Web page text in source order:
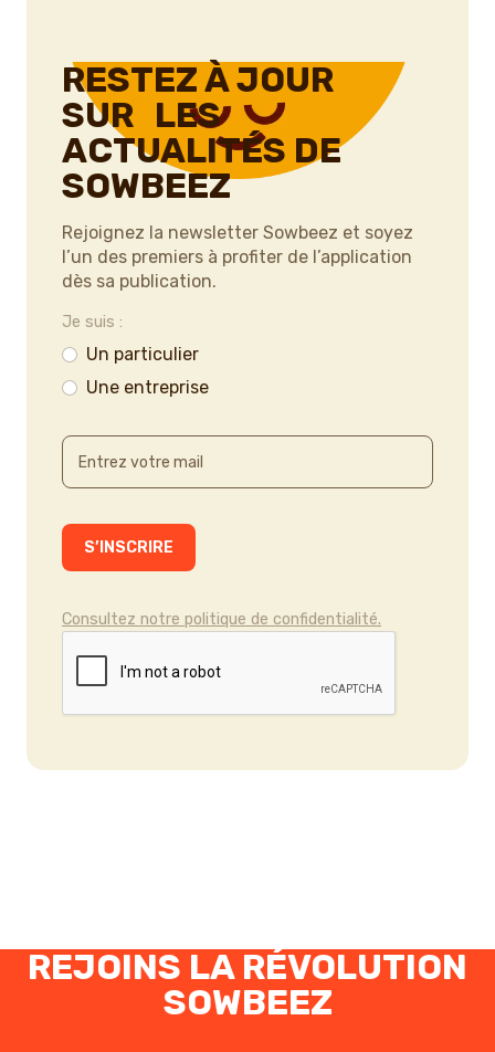
RESTEZ À JOUR
SUR LES
ACTUALITÉS DE
SOWBEEZ
Rejoignez la newsletter Sowbeez et soyez
l’un des premiers à profiter de l’application
dès sa publication.
Je suis :
Un particulier
Une entreprise
Consultez notre politique de confidentialité.
REJOINS LA RÉVOLUTION
SOWBEEZ